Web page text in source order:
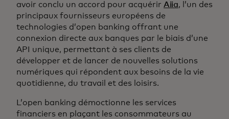
avoir conclu un accord pour acquérir Aiia, l’un des
principaux fournisseurs européens de
technologies d’open banking offrant une
connexion directe aux banques par le biais d’une
API unique, permettant à ses clients de
développer et de lancer de nouvelles solutions
numériques qui répondent aux besoins de la vie
quotidienne, du travail et des loisirs.
L’open banking démoctionne les services
financiers en plaçant les consommateurs au